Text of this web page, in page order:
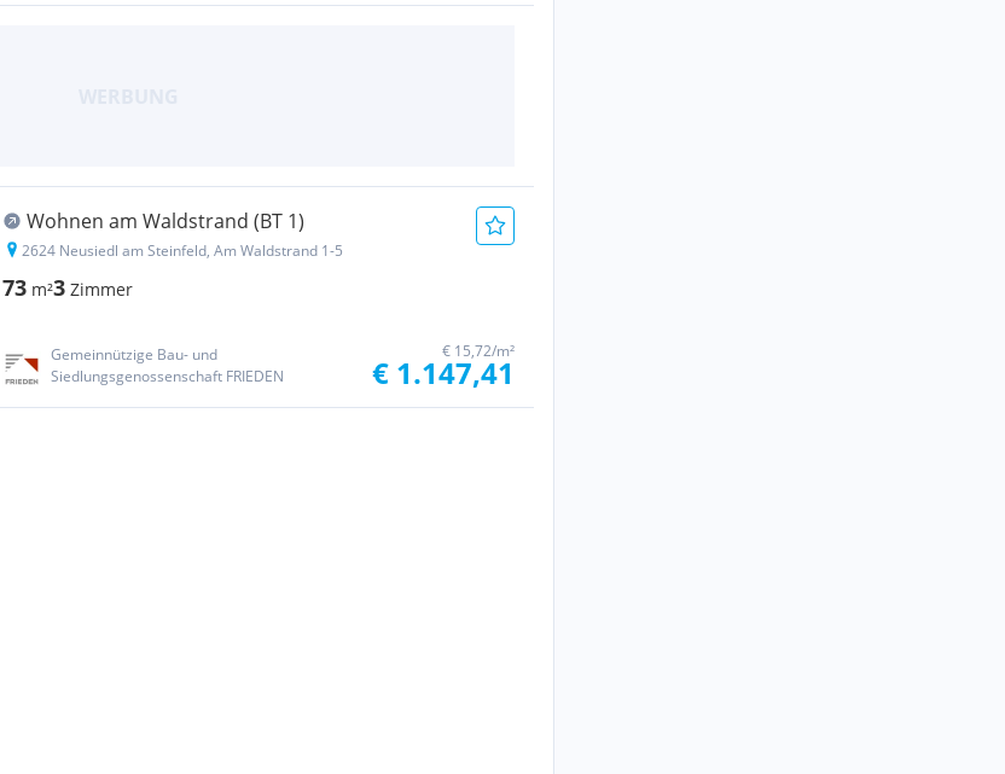
Wohnen am Waldstrand (BT 1)
2624 Neusiedl am Steinfeld, Am Waldstrand 1-5
73 m²3 Zimmer
Gemeinnützige Bau- und
Siedlungsgenossenschaft FRIEDEN
€ 15,72/m²
€ 1.147,41